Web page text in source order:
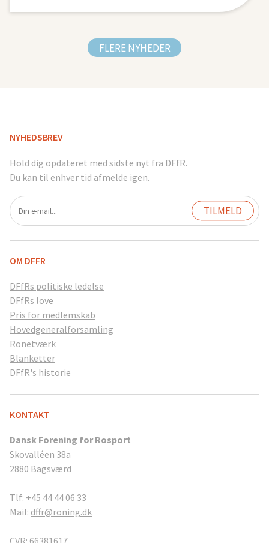
FLERE NYHEDER
NYHEDSBREV
Hold dig opdateret med sidste nyt fra DFfR.
Du kan til enhver tid afmelde igen.
OM DFFR
DFfRs politiske ledelse
DFfRs love
Pris for medlemskab
Hovedgeneralforsamling
Ronetværk
Blanketter
DFfR's historie
KONTAKT
Dansk Forening for Rosport
Skovalléen 38a
2880 Bagsværd
Tlf: +45 44 44 06 33
Mail: dffr@roning.dk